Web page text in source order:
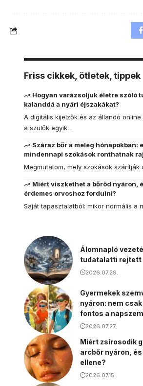
Friss cikkek, ötletek, tippek
Hogyan varázsoljuk életre szóló
kalanddá a nyári éjszakákat?
A digitális kijelzők és az állandó
a szülők egyik…
Száraz bőr a meleg hónapokban:
mindennapi szokások ronthatnak
Megmutatom, mely szokások szárítják
Miért viszkethet a bőröd nyáron,
érdemes orvoshoz fordulni?
Saját tapasztalatból: mikor normális a
Álomnapló
tudatalatti rejtett
2026.07.29.
Gyermekek
nyáron: nem
fontos a
2026.07.27.
Miért zsírosodik
arcbőr nyáron,
ellene?
2026.07.15.